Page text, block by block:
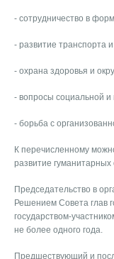
- сотрудничество в
- развитие транспорта
- охрана здоровья и
- вопросы социальной и
- борьба с
К перечисленному
развитие гуманитарных
Председательство в
Решением Совета глав
государством-
не более одного года.
Предшествующий и